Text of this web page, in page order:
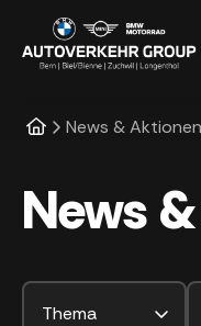
News & Aktionen
News
Thema